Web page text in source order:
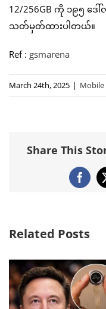
12/256GB ကို ၁၉၅ ဒေ
သတ်မှတ်ထားပါတယ်။
Ref : gsmarena
March 24th, 2025 | Mobile
Share This
Related Posts